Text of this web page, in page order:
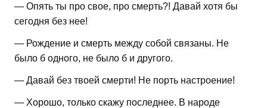
— Опять ты про свое, про смерть?! Давай хотя бы
сегодня без нее!
— Рождение и смерть между собой связаны. Не
было б одного, не было б и другого.
— Давай без твоей смерти! Не порть настроение!
— Хорошо, только скажу последнее. В народе